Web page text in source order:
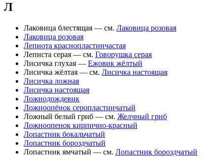
Л
Лаковица блестящая — см. Лаковица розовая
Лаковица розовая
Лепиота краснопластинчастая
Леписта серая — см. Говорушка серая
Лисичка глухая — Ежовик жёлтый
Лисичка жёлтая — см. Лисичка настоящая
Лисичка ложная
Лисичка настоящая
Ложнодождевик
Ложноопёнок серопластинчатый
Ложный белый гриб — см. Желчный гриб
Ложноопенок кирпично-красный
Лопастник бокальчатый
Лопастник бороздчатый
Лопастник ямчатый — см. Лопастник бороздчатый